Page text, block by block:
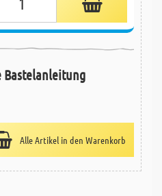
Bastelanleitung
Alle Artikel in den Warenkorb